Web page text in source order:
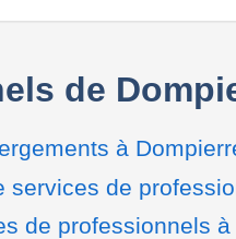
de
à
services de
de professionnels à